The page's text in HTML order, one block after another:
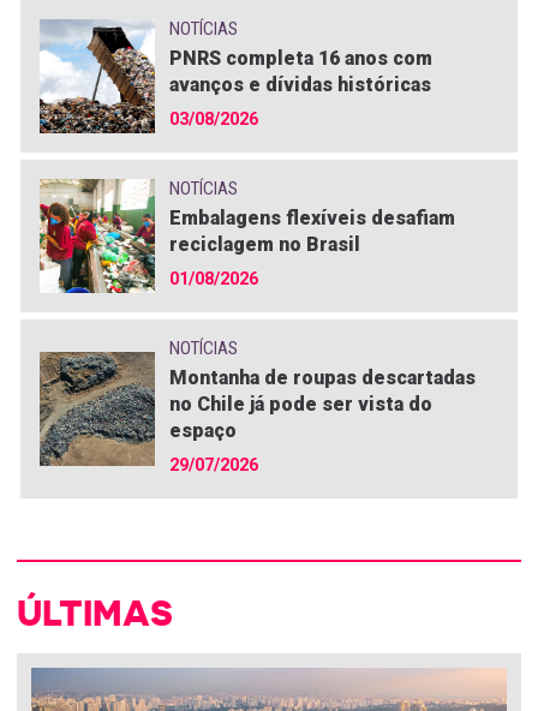
NOTÍCIAS
PNRS completa 16 anos com
avanços e dívidas históricas
03/08/2026
NOTÍCIAS
Embalagens flexíveis desafiam
reciclagem no Brasil
01/08/2026
NOTÍCIAS
Montanha de roupas descartadas
no Chile já pode ser vista do
espaço
29/07/2026
ÚLTIMAS